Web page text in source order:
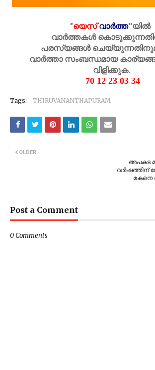
"യെസ് വാർത്ത''യിൽ
വാർത്തകൾ
പരസ്യങ്ങൾ
വാർത്താ സംബന്ധമായ
വിളിക്കുക.
70 12 23 03 34
Tags: THIRUVANANTHAPURAM
അപകട
വർഷത്തിന്
മകനെ
OLDER
Post a Comment
0 Comments